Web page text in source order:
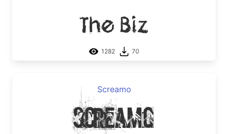
The Biz
1282 70
Screamo
Screamo